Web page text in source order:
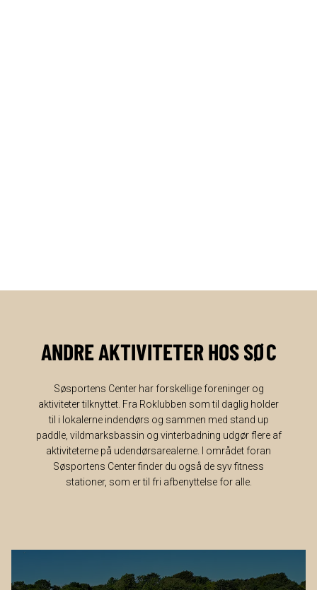
ANDRE AKTIVITETER HOS SØC
Søsportens Center har forskellige foreninger og
aktiviteter tilknyttet. Fra Roklubben som til daglig holder
til i lokalerne indendørs og sammen med stand up
paddle, vildmarksbassin og vinterbadning udgør flere af
aktiviteterne på udendørsarealerne. I området foran
Søsportens Center finder du også de syv fitness
stationer, som er til fri afbenyttelse for alle.